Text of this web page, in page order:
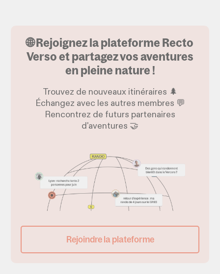
🌐 Rejoignez la plateforme Recto
Verso et partagez vos aventures
en pleine nature !
Trouvez de nouveaux itinéraires 🌲
Échangez avec les autres membres 💬
Rencontrez de futurs partenaires
d'aventures 🤝
Rejoindre la plateforme